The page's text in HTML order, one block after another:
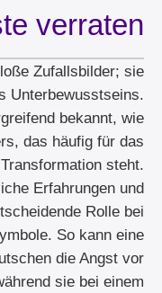
verraten
Zufallsbilder; sie
Unterbewusstseins.
bekannt, wie
das häufig für das
steht.
Erfahrungen und
Rolle bei
So kann eine
die Angst vor
sie bei einem